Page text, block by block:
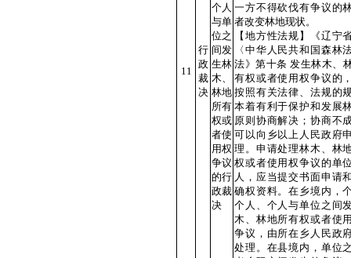
11
行
政
裁
决
个人
与单
位之
间发
生林
木、
林地
所有
权或
者使
用权
争议
的行
政裁
决
一方不得砍伐有争议的
者改变林地现状。
【地方性法规】《辽宁
〈中华人民共和国森林
法》第十条 发生林木、
有权或者使用权争议的
按照有关法律、法规的
本着有利于保护和发展
原则协商解决；协商不
可以向乡以上人民政府
理。申请处理林木、林
权或者使用权争议的单
人，应当提交书面申请
确权资料。在乡境内，
个人、个人与单位之间
木、林地所有权或者使
争议，由所在乡人民政
处理。在县境内，单位